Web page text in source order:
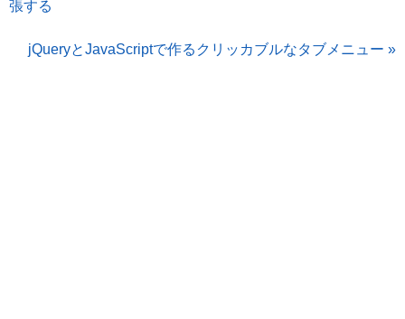
張する
jQueryとJavaScriptで作るクリッカブルなタブメニュー »